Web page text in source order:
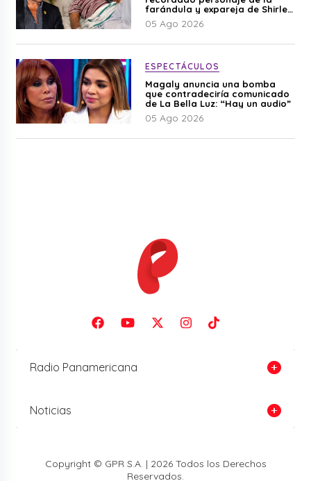
farándula y expareja de Shirley
Cherres
05 Ago 2026
ESPECTÁCULOS
Magaly anuncia una bomba
que contradeciría comunicado
de La Bella Luz: “Hay un audio”
05 Ago 2026
Radio Panamericana
Noticias
Copyright © GPR S.A. | 2026 Todos los Derechos
Reservados.